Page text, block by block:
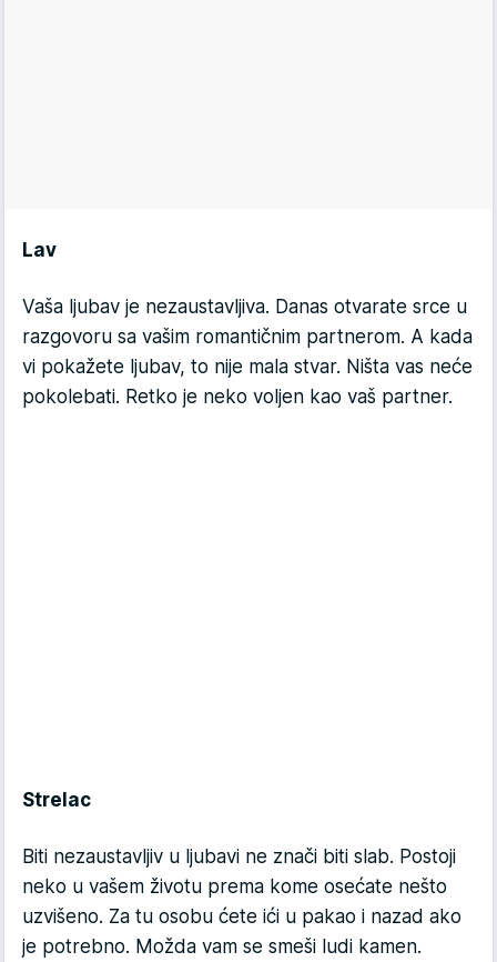
Lav
Vaša ljubav je nezaustavljiva. Danas otvarate srce u
razgovoru sa vašim romantičnim partnerom. A kada
vi pokažete ljubav, to nije mala stvar. Ništa vas neće
pokolebati. Retko je neko voljen kao vaš partner.
Strelac
Biti nezaustavljiv u ljubavi ne znači biti slab. Postoji
neko u vašem životu prema kome osećate nešto
uzvišeno. Za tu osobu ćete ići u pakao i nazad ako
je potrebno. Možda vam se smeši ludi kamen.